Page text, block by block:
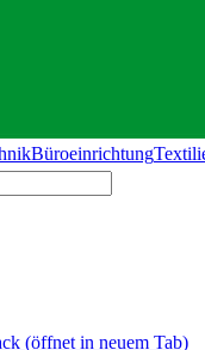
Büroeinrichtung
(öffnet in neuem Tab)